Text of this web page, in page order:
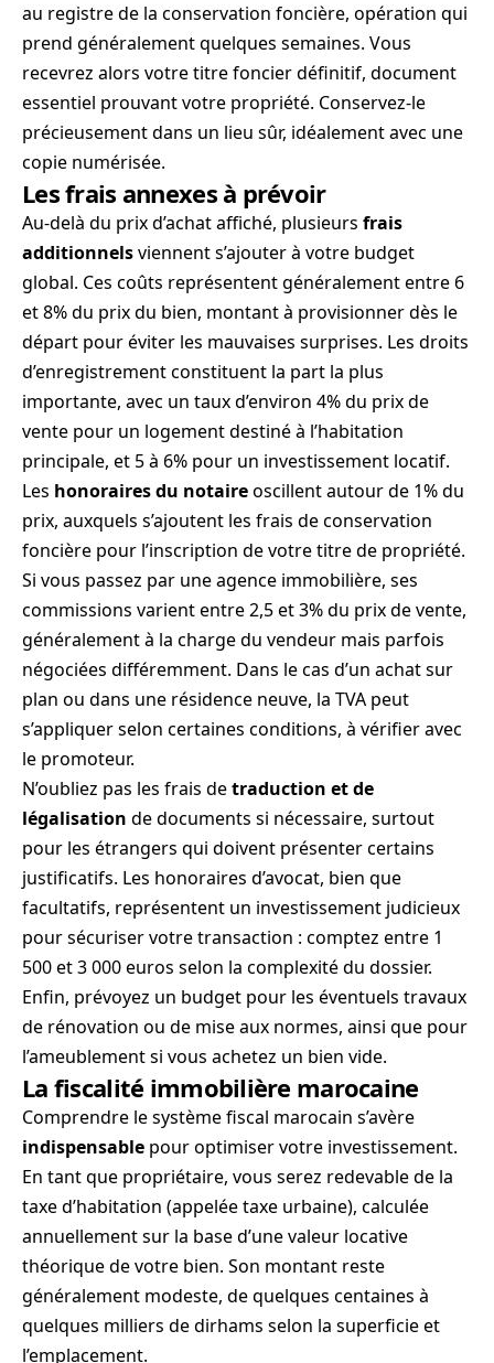
au registre de la conservation foncière, opération qui
prend généralement quelques semaines. Vous
recevrez alors votre titre foncier définitif, document
essentiel prouvant votre propriété. Conservez-le
précieusement dans un lieu sûr, idéalement avec une
copie numérisée.
Les frais annexes à prévoir
Au-delà du prix d’achat affiché, plusieurs frais
additionnelsviennent s’ajouter à votre budget
global. Ces coûts représentent généralement entre 6
et 8% du prix du bien, montant à provisionner dès le
départ pour éviter les mauvaises surprises. Les droits
d’enregistrement constituent la part la plus
importante, avec un taux d’environ 4% du prix de
vente pour un logement destiné à l’habitation
principale, et 5 à 6% pour un investissement locatif.
Les honoraires du notaireoscillent autour de 1% du
prix, auxquels s’ajoutent les frais de conservation
foncière pour l’inscription de votre titre de propriété.
Si vous passez par une agence immobilière, ses
commissions varient entre 2,5 et 3% du prix de vente,
généralement à la charge du vendeur mais parfois
négociées différemment. Dans le cas d’un achat sur
plan ou dans une résidence neuve, la TVA peut
s’appliquer selon certaines conditions, à vérifier avec
le promoteur.
N’oubliez pas les frais detraduction et de
légalisation de documents si nécessaire, surtout
pour les étrangers qui doivent présenter certains
justificatifs. Les honoraires d’avocat, bien que
facultatifs, représentent un investissement judicieux
pour sécuriser votre transaction : comptez entre 1
500 et 3 000 euros selon la complexité du dossier.
Enfin, prévoyez un budget pour les éventuels travaux
de rénovation ou de mise aux normes, ainsi que pour
l’ameublement si vous achetez un bien vide.
La fiscalité immobilière marocaine
Comprendre le système fiscal marocain s’avère
indispensable pour optimiser votre investissement.
En tant que propriétaire, vous serez redevable de la
taxe d’habitation (appelée taxe urbaine), calculée
annuellement sur la base d’une valeur locative
théorique de votre bien. Son montant reste
généralement modeste, de quelques centaines à
quelques milliers de dirhams selon la superficie et
l’emplacement.